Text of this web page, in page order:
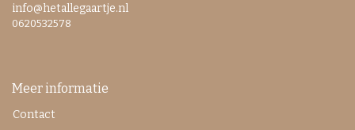
info@hetallegaartje.nl
0620532578
Meer informatie
Contact